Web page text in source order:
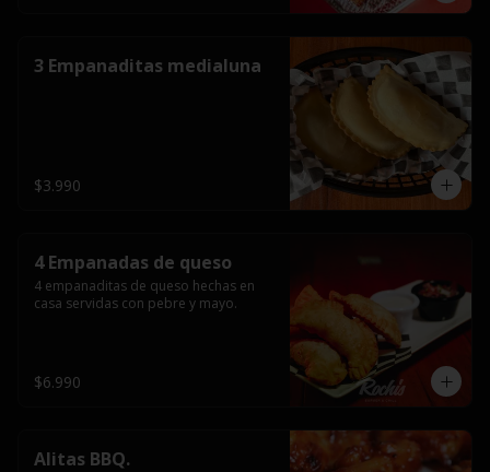
3 Empanaditas medialuna
$3.990
4 Empanadas de queso
4 empanaditas de queso hechas en
casa servidas con pebre y mayo.
$6.990
Alitas BBQ.